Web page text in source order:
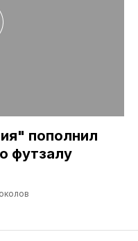
пополнил
футзалу